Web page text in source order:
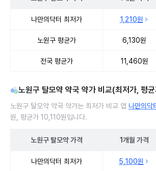
나만의닥터 최저가 1,210원
노원구 평균가 6,130원
전국 평균가 11,460원
노원구 탈모약 약국 약가 비교(최저가, 평
노원구 탈모약 약국 약가는 최저가 비교 앱 나만의닥
원, 평균가 10,110원입니다.
노원구 탈모약가격 1개월 가격
나만의닥터 최저가 5,100원